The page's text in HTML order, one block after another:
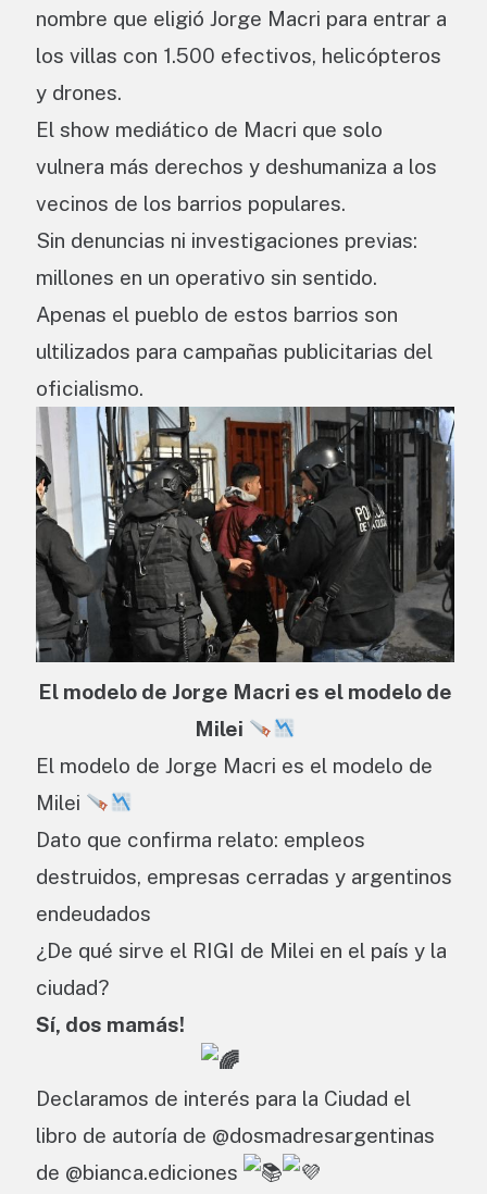
nombre que eligió Jorge Macri para entrar a
los villas con 1.500 efectivos, helicópteros
y drones.
El show mediático de Macri que solo
vulnera más derechos y deshumaniza a los
vecinos de los barrios populares.
Sin denuncias ni investigaciones previas:
millones en un operativo sin sentido.
Apenas el pueblo de estos barrios son
ultilizados para campañas publicitarias del
oficialismo.
El modelo de Jorge Macri es el modelo de
Milei
El modelo de Jorge Macri es el modelo de
Milei
Dato que confirma relato: empleos
destruidos, empresas cerradas y argentinos
endeudados
¿De qué sirve el RIGI de Milei en el país y la
ciudad?
Sí, dos mamás!
Declaramos de interés para la Ciudad el
libro de autoría de @dosmadresargentinas
de @bianca.ediciones